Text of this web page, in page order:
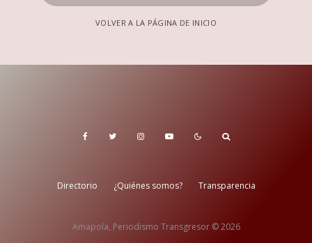
VOLVER A LA PÁGINA DE INICIO
Directorio ¿Quiénes somos? Transparencia
Amapola, Periodismo Transgresor © 2026